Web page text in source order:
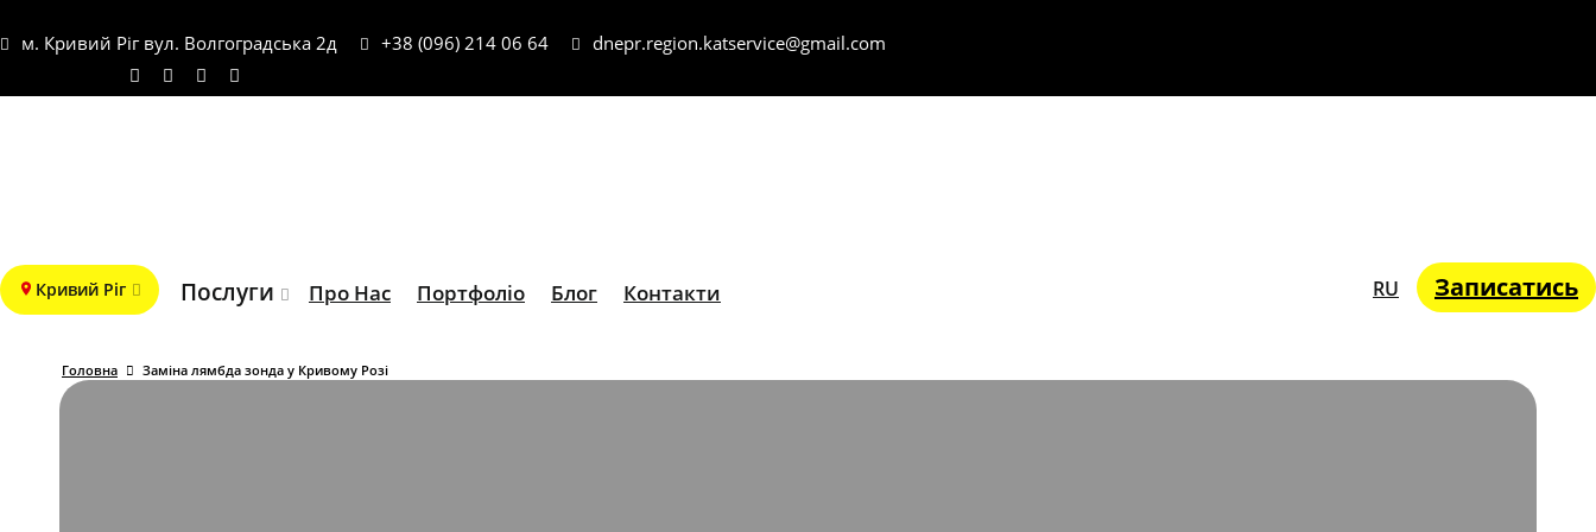
м. Кривий Ріг вул. Волгоградська 2д +38 (096) 214 06 64 dnepr.region.katservice@gmail.com
Кривий Ріг Послуги Про Нас Портфоліо Блог Контакти RU Записатись
Головна Заміна лямбда зонда у Кривому Розі